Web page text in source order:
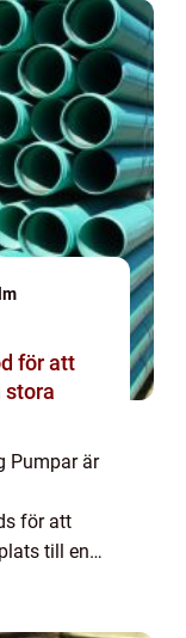
stora
Pumpar är
för att
till en